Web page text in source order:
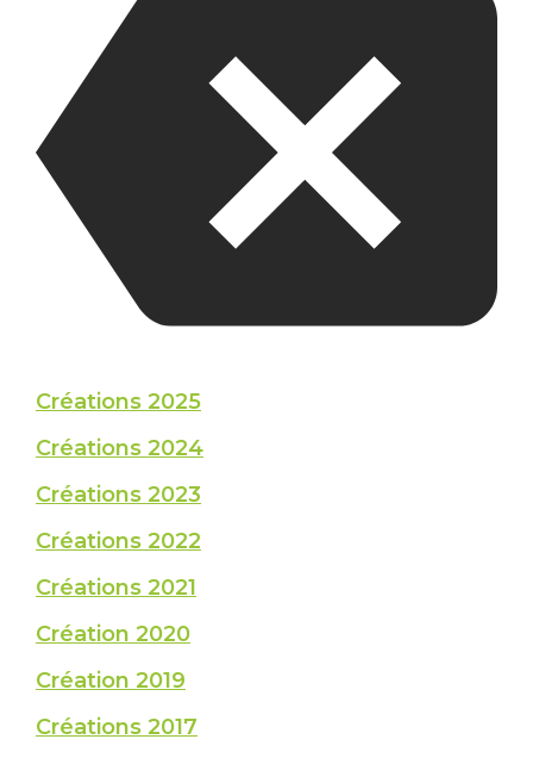
Créations 2025
Créations 2024
Créations 2023
Créations 2022
Créations 2021
Création 2020
Création 2019
Créations 2017